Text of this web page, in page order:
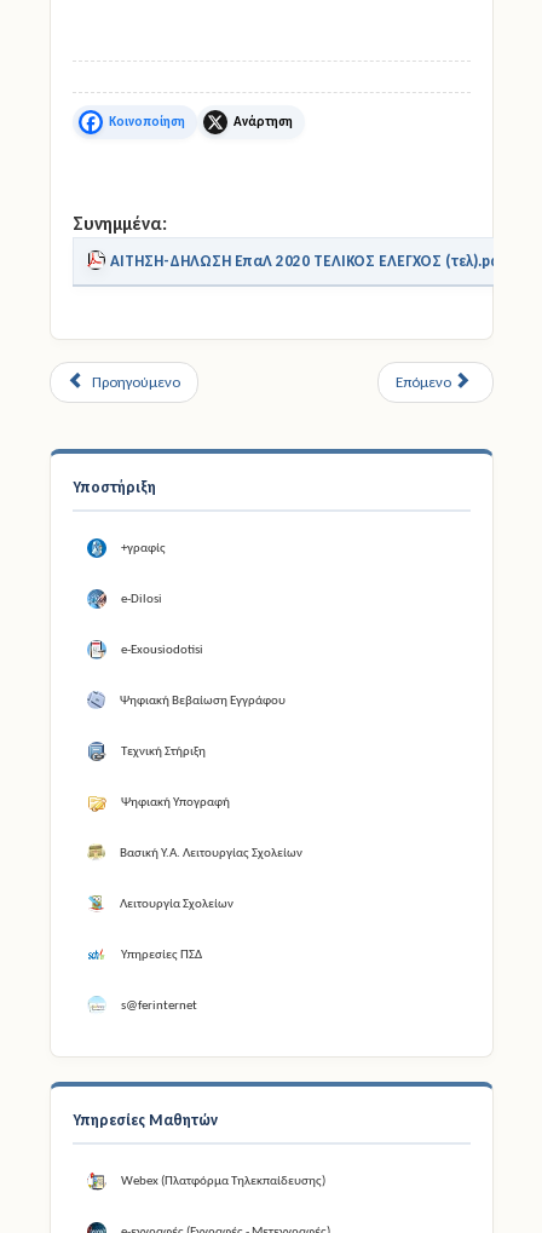
Υποστήριξη
+γραφίς
e-Dilosi
e-Exousiodotisi
Ψηφιακή Βεβαίωση Εγγράφου
Τεχνική Στήριξη
Ψηφιακή Υπογραφή
Βασική Υ.Α. Λειτουργίας Σχολείων
Λειτουργία Σχολείων
Υπηρεσίες ΠΣΔ
s@ferinternet
Υπηρεσίες Μαθητών
Webex (Πλατφόρμα Τηλεκπαίδευσης)
Facebook X
Συνημμένα:
ΑΙΤΗΣΗ-ΔΗΛΩΣΗ ΕπαΛ 2020 ΤΕΛΙΚΟΣ ΕΛΕΓΧΟΣ (τελ).pdf
Προηγούμενο Επόμενο